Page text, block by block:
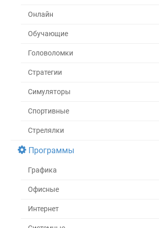
Онлайн
Обучающие
Головоломки
Стратегии
Симуляторы
Спортивные
Стрелялки
Программы
Графика
Офисные
Интернет